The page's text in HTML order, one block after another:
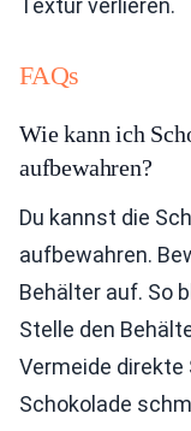
Textur verlieren.
FAQs
Wie kann ich
aufbewahren?
Du kannst die
aufbewahren.
Behälter auf. So
Stelle den
Vermeide direkte
Schokolade